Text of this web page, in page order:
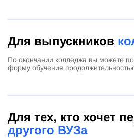
Для выпускников
По окончании колледжа вы можете
форму обучения
Для тех, кто хочет
другого ВУЗа